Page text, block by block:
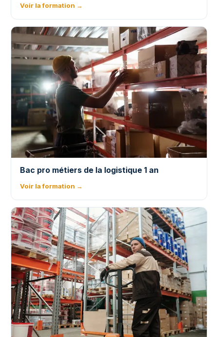
Voir la formation →
Bac pro métiers de la logistique 1 an
Voir la formation →